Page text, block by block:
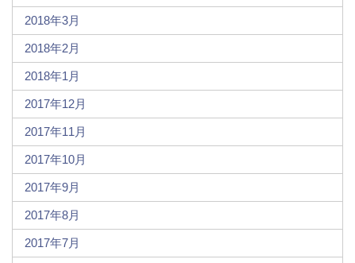
2018年3月
2018年2月
2018年1月
2017年12月
2017年11月
2017年10月
2017年9月
2017年8月
2017年7月